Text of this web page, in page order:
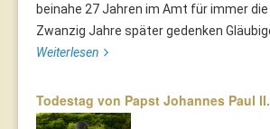
beinahe 27 Jahren im Amt für immer die
Zwanzig Jahre später gedenken
Weiterlesen
Todestag von Papst Johannes Paul